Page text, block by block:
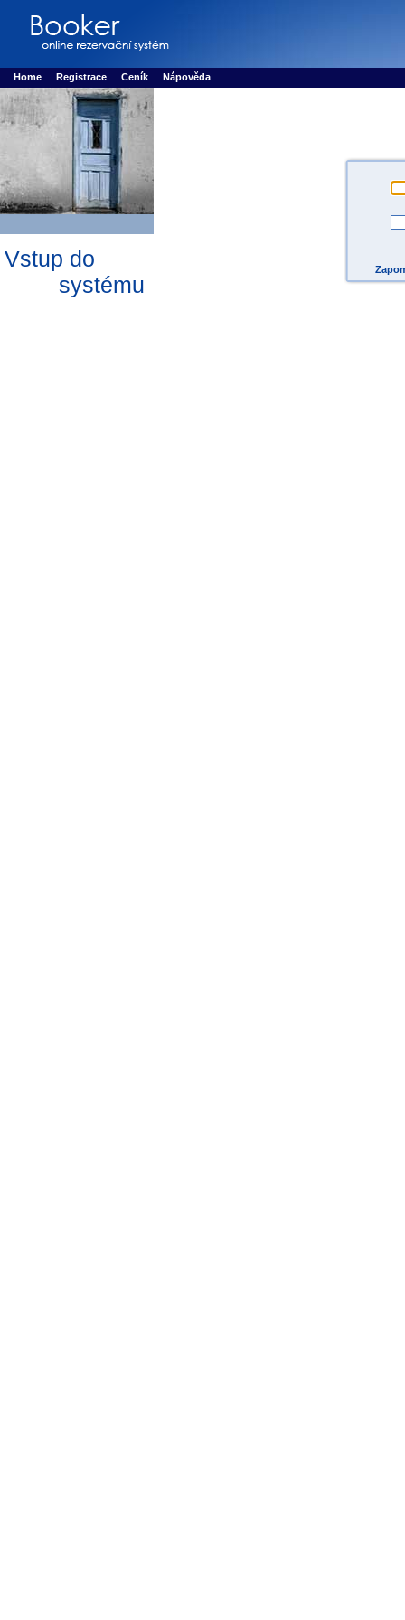
Rezervujse - Port�l pro online rezervace sportu
Home Registrace Ceník Nápověda
Vstup do
systému